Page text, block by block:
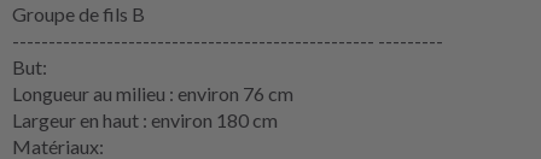
Groupe de fils B
-------------------------------------------------- ---------
But:
Longueur au milieu : environ 76 cm
Largeur en haut : environ 180 cm
Matériaux: